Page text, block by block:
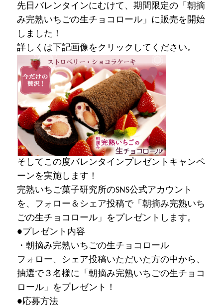
先日バレンタインにむけて、期間限定の「朝摘
み完熟いちごの生チョコロール」に販売を開始
しました！
詳しくは下記画像をクリックしてください。
そしてこの度バレンタインプレゼントキャンペ
ーンを実施します！
完熟いちご菓子研究所のSNS公式アカウント
を、フォロー＆シェア投稿で「朝摘み完熟いち
ごの生チョコロール」をプレゼントします。
●プレゼント内容
・朝摘み完熟いちごの生チョコロール
フォロー、シェア投稿いただいた方の中から、
抽選で３名様に「朝摘み完熟いちごの生チョコ
ロール」をプレゼント！
●応募方法